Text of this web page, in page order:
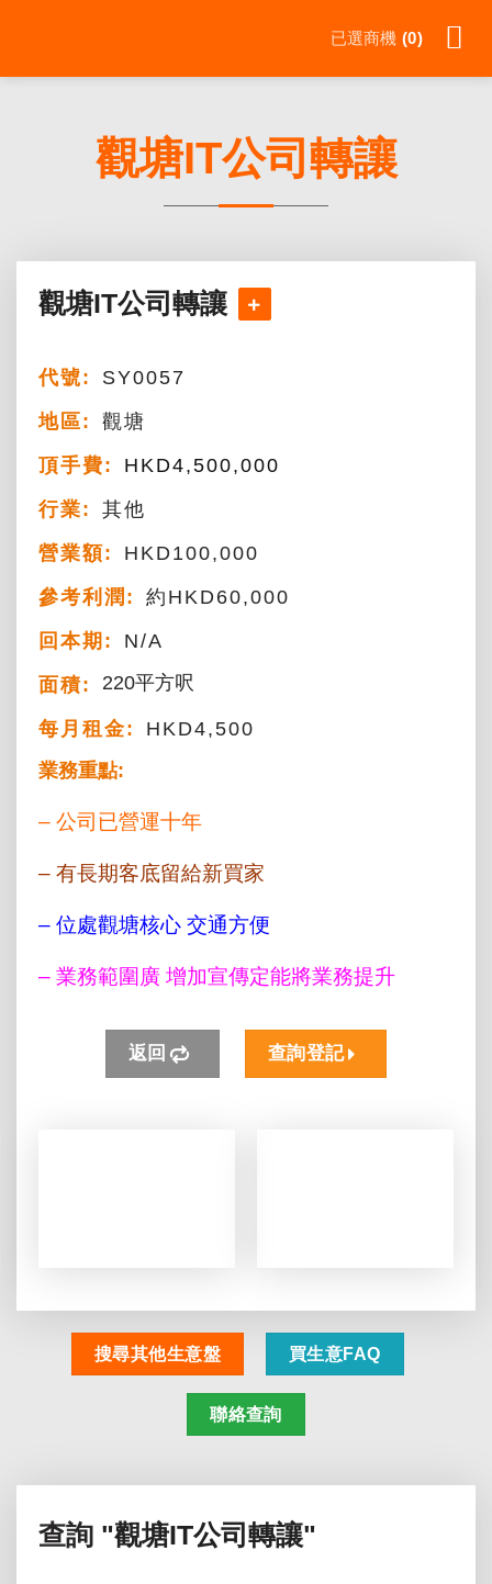
已選商機 0
觀塘IT公司轉讓
觀塘IT公司轉讓
代號:
SY0057
地區:
觀塘
頂手費:
HKD4,500,000
行業:
其他
營業額:
HKD100,000
參考利潤:
約HKD60,000
回本期:
N/A
面積:
220平方呎
每月租金:
HKD4,500
業務重點:
– 公司已營運十年
– 有長期客底留給新買家
– 位處觀塘核心 交通方便
– 業務範圍廣 增加宣傳定能將業務提升
返回 查詢登記
搜尋其他生意盤 買生意FAQ
聯絡查詢
查詢 "觀塘IT公司轉讓"